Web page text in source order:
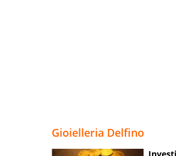
Gioielleria Delfino